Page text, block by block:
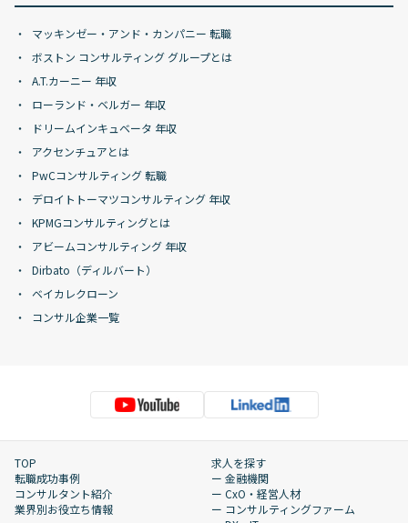
マッキンゼー・アンド・カンパニー 転職
ボストン コンサルティング グループとは
A.T.カーニー 年収
ローランド・ベルガー 年収
ドリームインキュベータ 年収
アクセンチュアとは
PwCコンサルティング 転職
デロイトトーマツコンサルティング 年収
KPMGコンサルティングとは
アビームコンサルティング 年収
Dirbato（ディルバート）
ベイカレクローン
コンサル企業一覧
TOP
転職成功事例
コンサルタント紹介
業界別お役立ち情報
求人を探す
ー 金融機関
ー CxO・経営人材
ー コンサルティングファーム